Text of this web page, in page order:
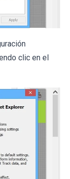
clic en el